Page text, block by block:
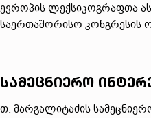
ევროპის ლექსიკოგრაფთა
საერთაშორისო კონგრესის
სამეცნიერო
თ. მარგალიტაძის